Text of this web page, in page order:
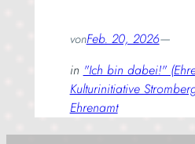
vonFeb. 20, 2026—
in "Ich bin dabei!"
Kulturinitiative
Ehrenamt